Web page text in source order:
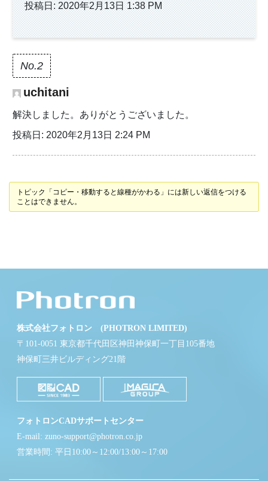
投稿日: 2020年2月13日 1:38 PM
No.2
uchitani
解決しました。ありがとうございました。
投稿日: 2020年2月13日 2:24 PM
トピック「コピー・移動すると線種がかわる」には新しい返信をつける
ことはできません。
株式会社フォトロン (PHOTRON LIMITED)
〒101-0051 東京都千代田区神田神保町一丁目105番地
神保町三井ビルディング21階
フォトロンCADサポートセンター
E-mail: zuno-support@photron.co.jp
営業時間: 平日10:00～12:00/13:00～17:00